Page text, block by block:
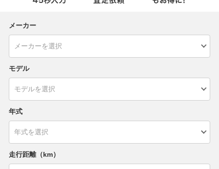
メーカー
モデル
年式
走行距離（km）